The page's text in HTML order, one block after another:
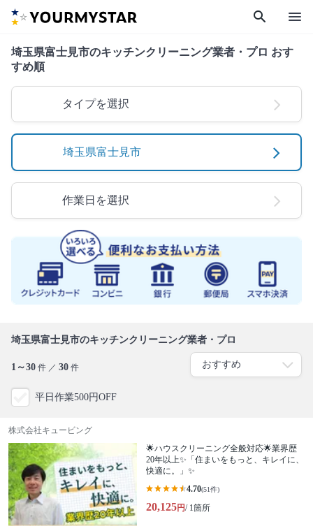
search menu
埼玉県富士見市のキッチンクリーニング業者・プロ おす
すめ順
タイプを選択
埼玉県富士見市
作業日を選択
埼玉県富士見市のキッチンクリーニング業者・プロ
1～30 件 ／ 30 件
平日作業500円OFF
株式会社キュービング
🌟ハウスクリーニング全般対応🌟業界歴
20年以上✨「住まいをもっと、キレイに、
快適に。」✨
4.70(51件)
20,125円/ 1箇所